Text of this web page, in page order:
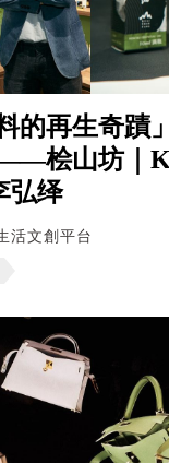
的再生奇蹟
桧山坊｜
弘绎
活文創平台